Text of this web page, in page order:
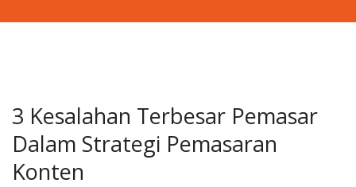
3 Kesalahan Terbesar Pemasar
Dalam Strategi Pemasaran
Konten